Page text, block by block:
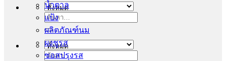
ค้นหา:
ค้นหา:
น้ำตาล
แป้ง
ผลิตภัณฑ์นม
ผงชูรส
ซอสปรุงรส